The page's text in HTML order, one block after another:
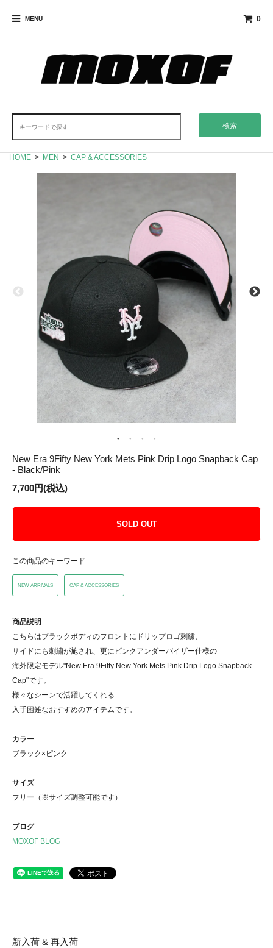
MENU 0
検索
HOME > MEN > CAP & ACCESSORIES
New Era 9Fifty New York Mets Pink Drip Logo Snapback Cap
- Black/Pink
7,700円(税込)
SOLD OUT
この商品のキーワード
NEW ARRIVALS CAP & ACCESSORIES
商品説明
こちらはブラックボディのフロントにドリップロゴ刺繍、
サイドにも刺繍が施され、更にピンクアンダーバイザー仕様の
海外限定モデル"New Era 9Fifty New York Mets Pink Drip Logo Snapback
Cap"です。
様々なシーンで活躍してくれる
入手困難なおすすめのアイテムです。
カラー
ブラック×ピンク
サイズ
フリー（※サイズ調整可能です）
ブログ
MOXOF BLOG
新入荷 & 再入荷